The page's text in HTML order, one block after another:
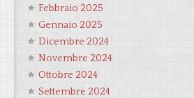
Febbraio 2025
Gennaio 2025
Dicembre 2024
Novembre 2024
Ottobre 2024
Settembre 2024